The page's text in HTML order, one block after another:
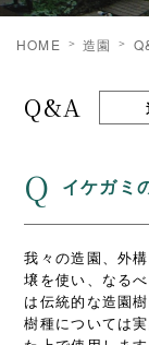
HOME 造園
Q&A
Q イケガミ
我々の造園、外
壌を使い、なる
は伝統的な造園
樹種については